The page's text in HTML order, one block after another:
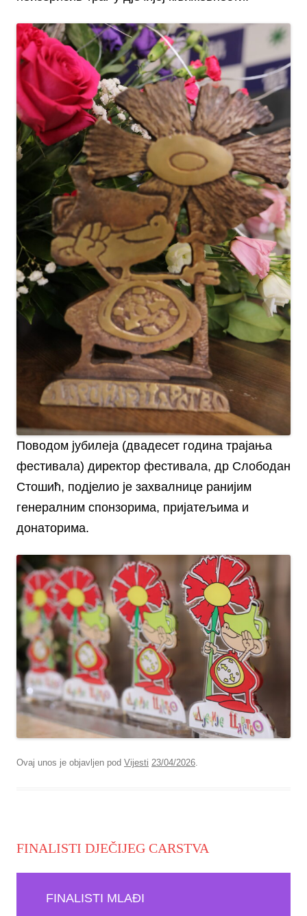
Поводом јубилеја (двадесет година трајања
фестивала) директор фестивала, др Слободан
Стошић, подјелио је захвалнице ранијим
генералним спонзорима, пријатељима и
донаторима.
Ovaj unos je objavljen pod Vijesti 23/04/2026
FINALISTI DJEČIJEG CARSTVA
FINALISTI MLAĐI